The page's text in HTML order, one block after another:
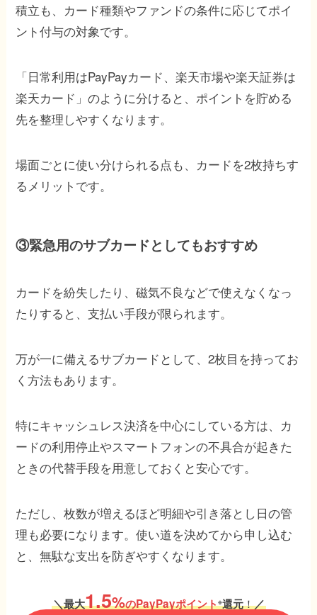
積立も、カード種類やファンドの条件に応じてポイ
ント付与の対象です。
「日常利用はPayPayカード、楽天市場や楽天証券は
楽天カード」のように分けると、ポイントを貯める
先を整理しやすくなります。
場面ごとに使い分けられる点も、カードを2枚持ちす
るメリットです。
③緊急用のサブカードとしてもおすすめ
カードを紛失したり、磁気不良などで使えなくなっ
たりすると、支払い手段が限られます。
万が一に備えるサブカードとして、2枚目を持ってお
く方法もあります。
特にキャッシュレス決済を中心にしている方は、カ
ードの利用停止やスマートフォンの不具合が起きた
ときの代替手段を用意しておくと安心です。
ただし、枚数が増えるほど明細や引き落とし日の管
理も必要になります。使い道を決めてから申し込む
と、無駄な支出を防ぎやすくなります。
＼最大1.5%のPayPayポイント※還元！／